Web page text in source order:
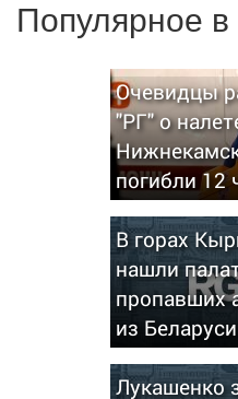
Популярное в
Очевидцы
"РГ" о
погибли 12
В горах
нашли
пропавших
из
Лукашенко